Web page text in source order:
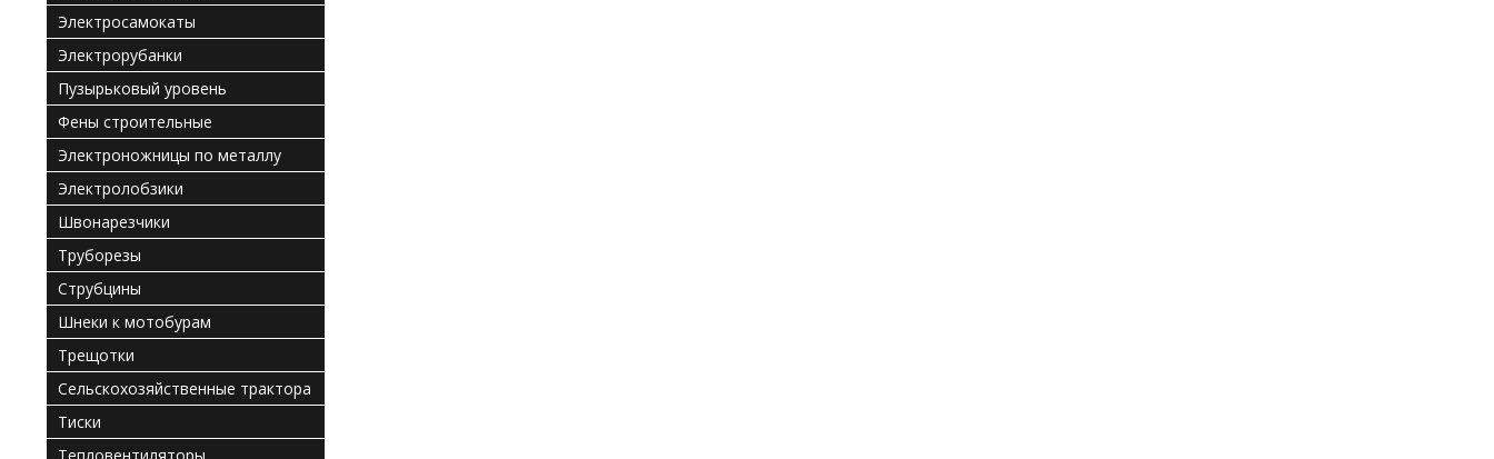
Электросамокаты
Электрорубанки
Пузырьковый уровень
Фены строительные
Электроножницы по металлу
Электролобзики
Швонарезчики
Труборезы
Струбцины
Шнеки к мотобурам
Трещотки
Сельскохозяйственные трактора
Тиски